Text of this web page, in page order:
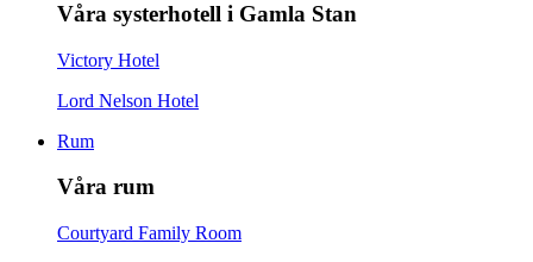
Våra systerhotell i Gamla Stan
Victory Hotel
Lord Nelson Hotel
Rum
Våra rum
Courtyard Family Room